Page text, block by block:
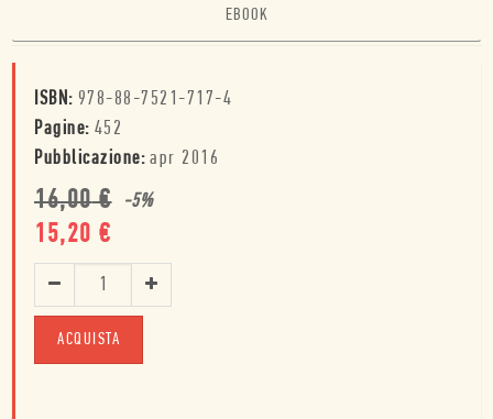
EBOOK
ISBN: 978-88-7521-717-4
Pagine: 452
Pubblicazione: apr 2016
16,00€ -5%
15,20 €
ACQUISTA